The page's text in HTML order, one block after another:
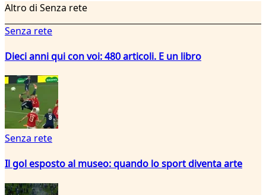
Altro di Senza rete
Senza rete
Dieci anni qui con voi: 480 articoli. E un libro
Senza rete
Il gol esposto al museo: quando lo sport diventa arte